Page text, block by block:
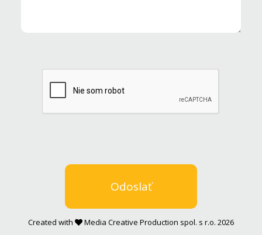
Created with Media Creative Production spol. s r.o. 2026